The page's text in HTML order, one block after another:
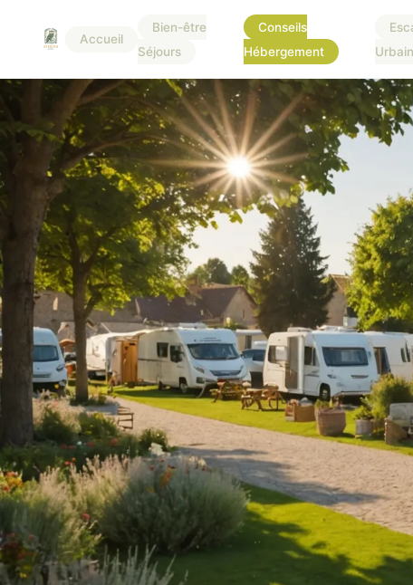
Accueil
Bien-être
Séjours
Conseils
Hébergement